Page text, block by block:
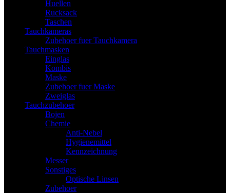
Huellen
Rucksack
Taschen
Tauchkameras
Zubehoer fuer Tauchkamera
Tauchmasken
Einglas
Kombis
Maske
Zubehoer fuer Maske
Zweiglas
Tauchzubehoer
Bojen
Chemie
Anti-Nebel
Hygienemittel
Kennzeichnung
Messer
Sonstiges
Optische Linsen
Zubehoer